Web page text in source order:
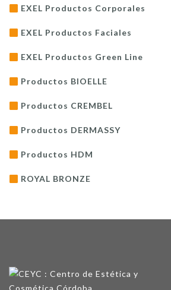
EXEL Productos Corporales
EXEL Productos Faciales
EXEL Productos Green Line
Productos BIOELLE
Productos CREMBEL
Productos DERMASSY
Productos HDM
ROYAL BRONZE